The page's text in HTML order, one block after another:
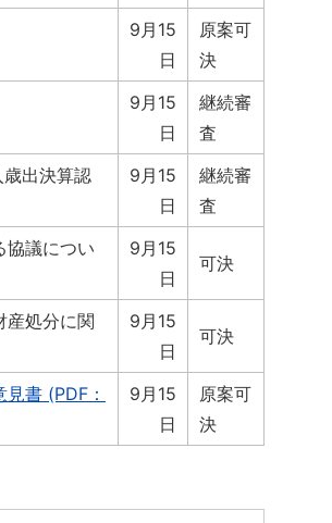
9月15
日
原案可
決
9月15
日
継続審
査
出決算認
9月15
日
継続審
査
協議につい
9月15
日
可決
産処分に関
9月15
日
可決
書 (PDF：
9月15
日
原案可
決